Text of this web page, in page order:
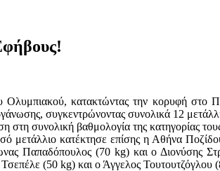
κατακτώντας την κορυφή
συγκεντρώνοντας συνολικά 12
συνολική βαθμολογία της κατηγορίας
κατέκτησε επίσης η Αθήνα
Παπαδόπουλος (70 kg) και ο Διονύσης
(50 kg) και ο Άγγελος Τουτουτζόγλου